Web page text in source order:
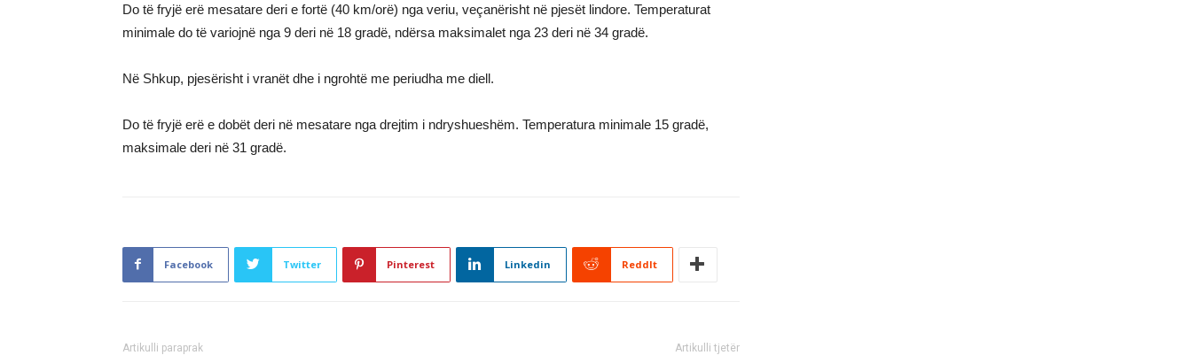
Do të fryjë erë mesatare deri e fortë (40 km/orë) nga veriu, veçanërisht në pjesët lindore. Temperaturat
minimale do të variojnë nga 9 deri në 18 gradë, ndërsa maksimalet nga 23 deri në 34 gradë.
Në Shkup, pjesërisht i vranët dhe i ngrohtë me periudha me diell.
Do të fryjë erë e dobët deri në mesatare nga drejtim i ndryshueshëm. Temperatura minimale 15 gradë,
maksimale deri në 31 gradë.
Facebook Twitter Pinterest Linkedin ReddIt
Artikulli paraprak Artikulli tjetër